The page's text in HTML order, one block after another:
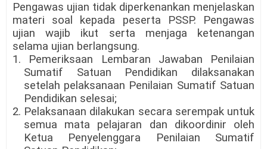
Pengawas ujian tidak diperkenankan menjelaskan
materi soal kepada peserta PSSP. Pengawas
ujian wajib ikut serta menjaga ketenangan
selama ujian berlangsung.
1. Pemeriksaan Lembaran Jawaban Penilaian
Sumatif Satuan Pendidikan dilaksanakan
setelah pelaksanaan Penilaian Sumatif Satuan
Pendidikan selesai;
2. Pelaksanaan dilakukan secara serempak untuk
semua mata pelajaran dan dikoordinir oleh
Ketua Penyelenggara Penilaian Sumatif